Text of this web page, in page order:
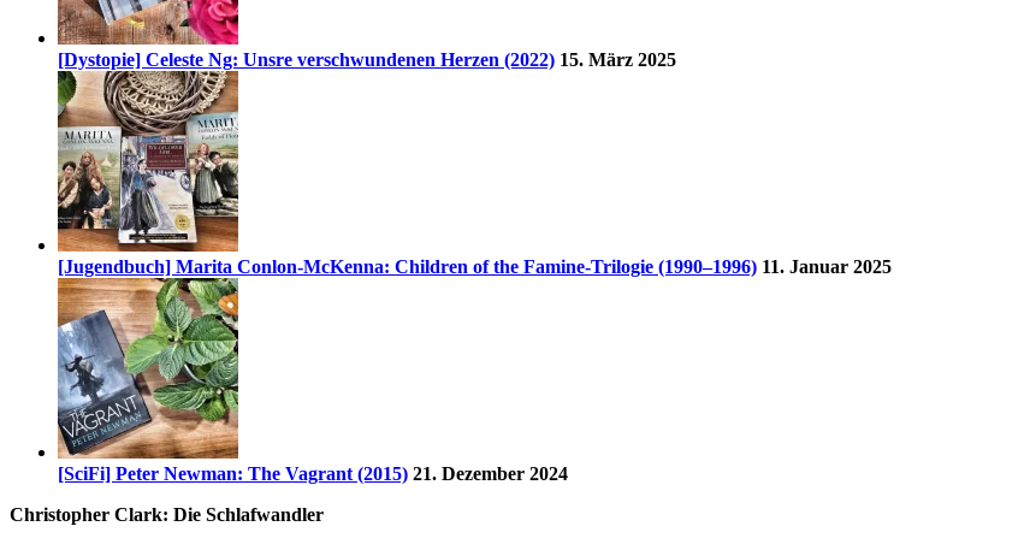
[Dystopie] Celeste Ng: Unsre verschwundenen Herzen (2022) 15. März 2025
[Jugendbuch] Marita Conlon-McKenna: Children of the Famine-Trilogie (1990–1996) 11. Januar 2025
[SciFi] Peter Newman: The Vagrant (2015) 21. Dezember 2024
Christopher Clark: Die Schlafwandler